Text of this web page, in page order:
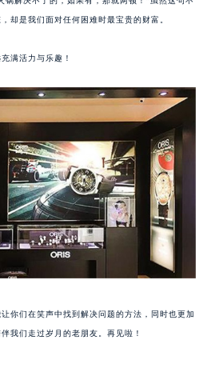
合肥市蜀山区潜山路111号万象城华润大厦B座12楼03室（需提前预约）
长春市朝阳区西安大路727号中银大厦A座(旺进大厦)18层09室（需提前预约）
贵阳市南明区都司高架桥路33号亨特国际金融中心14楼14D（需提前预约）
昆明市盘龙区北京路928号同德昆明广场写字楼10层06室（需提前预约）
石家庄市长安区中山东路39号勒泰中心写字楼B座13层07室（需提前预约）
西安市碑林区南关正街88号华侨城长安国际中心E座6楼10室（需提前预约）
海口市龙华区金贸东路5号海口华润大厦B座17层1707室（需提前预约）
唐山市路南区新华东道100号万达广场写字楼A座10层1002室（需提前预约）
重庆市解放碑渝中区民权路28号英利国际金融中心写字楼20层01室（需提前预约）
却是我们面对任何困难时最宝贵的财富。
满活力与乐趣！
你们在笑声中找到解决问题的方法，同时也更加
我们走过岁月的老朋友。再见啦！